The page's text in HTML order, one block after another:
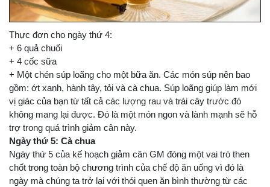
Thực đơn cho ngày thứ 4:
+ 6 quả chuối
+ 4 cốc sữa
+ Một chén súp loãng cho một bữa ăn. Các món súp nên bao
gồm: ớt xanh, hành tây, tỏi và cà chua. Súp loãng giúp làm mới
vị giác của bạn từ tất cả các lượng rau và trái cây trước đó
không mang lại được. Đó là một món ngon và lành mạnh sẽ hỗ
trợ trong quá trình giảm cân này.
Ngày thứ 5: Cà chua
Ngày thứ 5 của kế hoạch giảm cân GM đóng một vai trò then
chốt trong toàn bộ chương trình của chế độ ăn uống vì đó là
ngày mà chúng ta trở lại với thói quen ăn bình thường từ các